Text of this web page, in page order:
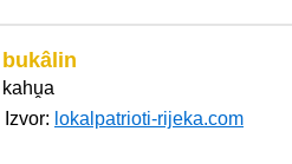
bukâlin
kahṷa
Izvor: lokalpatrioti-rijeka.com